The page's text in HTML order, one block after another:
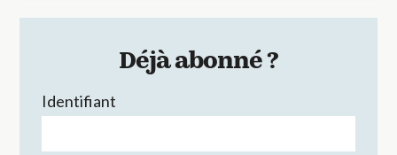
Déjà abonné ?
Identifiant